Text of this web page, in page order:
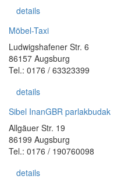
details
Möbel-Taxi
Ludwigshafener Str. 6
86157 Augsburg
Tel.: 0176 / 63323399
details
Sibel InanGBR parlakbudak
Allgäuer Str. 19
86199 Augsburg
Tel.: 0176 / 190760098
details